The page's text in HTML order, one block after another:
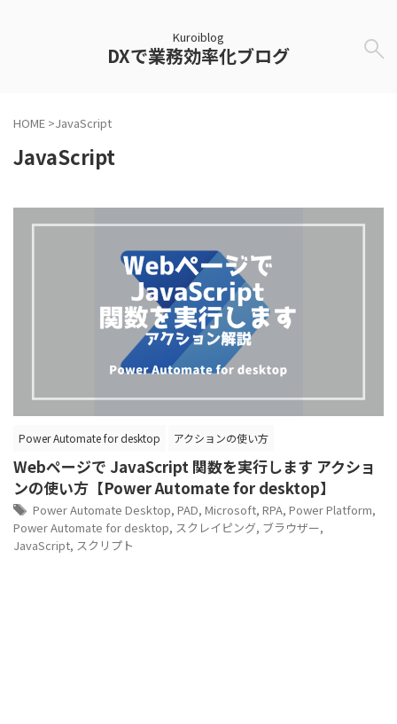
Kuroiblog
DXで業務効率化ブログ
HOME >JavaScript
JavaScript
Power Automate for desktop アクションの使い方
Webページで JavaScript 関数を実行します アクショ
ンの使い方【Power Automate for desktop】
Power Automate Desktop, PAD, Microsoft, RPA, Power Platform,
Power Automate for desktop, スクレイピング, ブラウザー,
JavaScript, スクリプト